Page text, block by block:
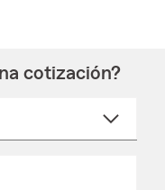
cotización?